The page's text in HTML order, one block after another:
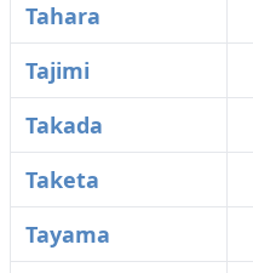
Tahara
Tajimi
Takada
Taketa
Tayama